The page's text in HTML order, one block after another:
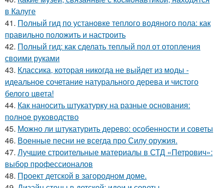
в Калуге
41. Полный гид по установке теплого водяного пола: как
правильно положить и настроить
42. Полный гид: как сделать теплый пол от отопления
своими руками
43. Классика, которая никогда не выйдет из моды -
идеальное сочетание натурального дерева и чистого
белого цвета!
44. Как наносить штукатурку на разные основания:
полное руководство
45. Можно ли штукатурить дерево: особенности и советы
46. Военные песни не всегда про Силу оружия.
47. Лучшие строительные материалы в СТД «Петрович»:
выбор профессионалов
48. Проект детской в загородном доме.